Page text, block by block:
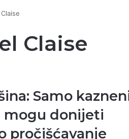
Claise
Samo
mogu donijeti
pročišćavanje